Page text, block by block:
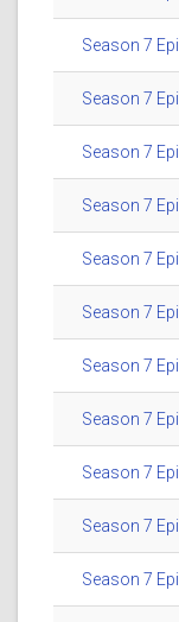
Season 7
Season 7
Season 7
Season 7
Season 7
Season 7
Season 7
Season 7
Season 7
Season 7
Season 7